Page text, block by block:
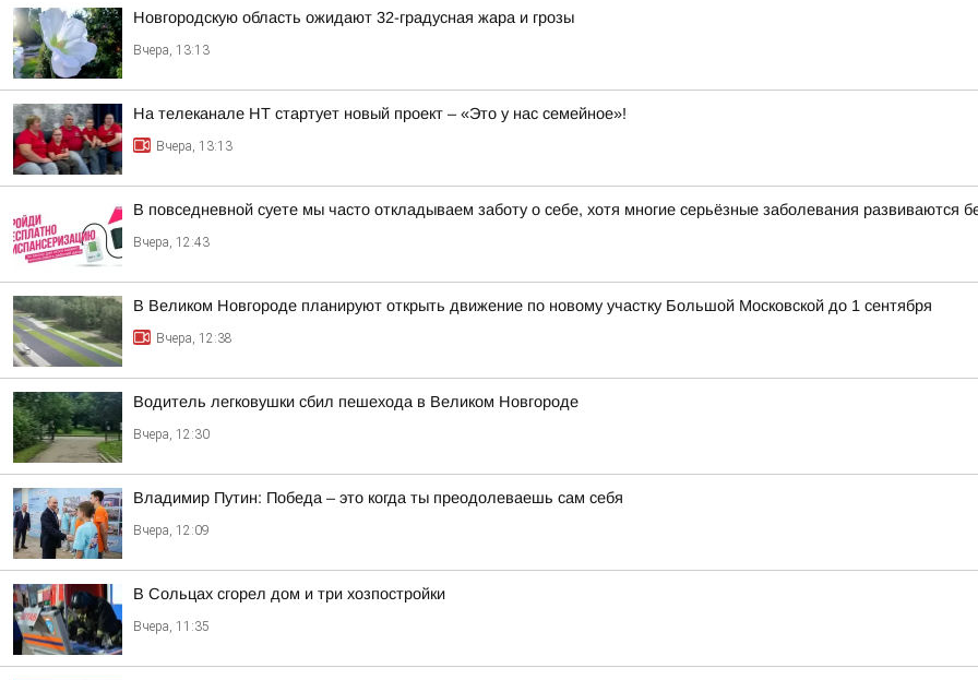
Новгородскую область ожидают 32-градусная жара и грозы
Вчера, 13:13
На телеканале НТ стартует новый проект – «Это у нас семейное»!
Вчера, 13:13
В повседневной суете мы часто откладываем заботу о себе, хотя многие серьёзные заболевания развиваются
Вчера, 12:43
В Великом Новгороде планируют открыть движение по новому участку Большой Московской до 1 сентября
Вчера, 12:38
Водитель легковушки сбил пешехода в Великом Новгороде
Вчера, 12:30
Владимир Путин: Победа – это когда ты преодолеваешь сам себя
Вчера, 12:09
В Сольцах сгорел дом и три хозпостройки
Вчера, 11:35